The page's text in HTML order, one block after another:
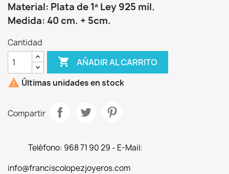
Material: Plata de 1ª Ley 925 mil.
Medida: 40 cm. + 5cm.
Cantidad
 AÑADIR AL CARRITO
 Últimas unidades en stock
Compartir
Teléfono: 968 71 90 29 - E-Mail:
info@franciscolopezjoyeros.com